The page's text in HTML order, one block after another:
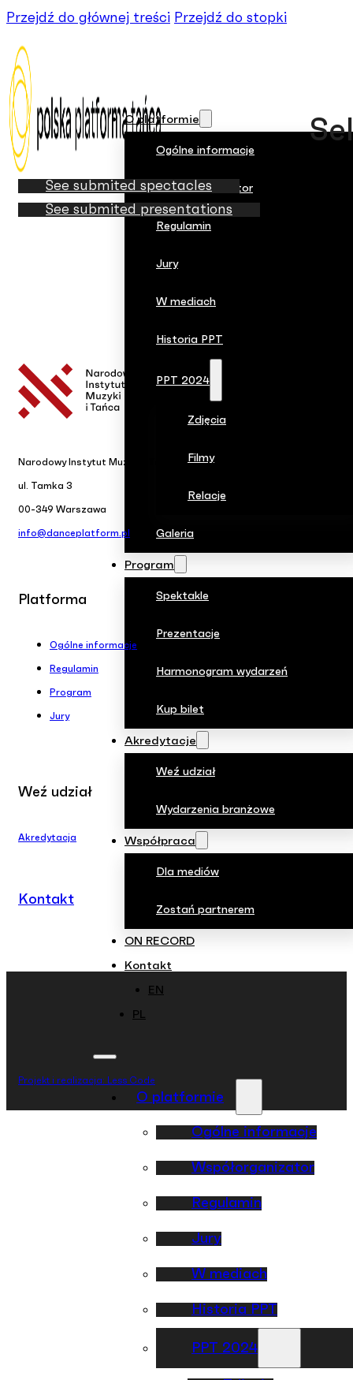
Przejdź do głównej treści Przejdź do stopki
O platformie
Ogólne informacje
Współorganizator
Regulamin
Jury
W mediach
Historia PPT
PPT 2024
Zdjęcia
Filmy
Relacje
Galeria
Program
Spektakle
Prezentacje
Harmonogram wydarzeń
Kup bilet
Akredytacje
Weź udział
Wydarzenia branżowe
Współpraca
Dla mediów
Zostań partnerem
ON RECORD
Kontakt
EN
PL
O platformie
Ogólne informacje
Współorganizator
Regulamin
Jury
W mediach
Historia PPT
PPT 2024
See submited spectacles
See submited presentations
Narodowy Instytut Muzyki i Tańca
ul. Tamka 3
00-349 Warszawa
info@danceplatform.pl
Platforma
Ogólne informacje
Regulamin
Program
Jury
Weź udział
Akredytacja
Kontakt
Projekt i realizacja: Less Code